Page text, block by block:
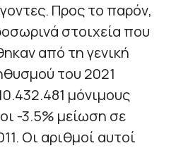
Προς το παρόν,
στοιχεία που
από τη γενική
του 2021
μόνιμους
-3.5% μείωση σε
Οι αριθμοί αυτοί